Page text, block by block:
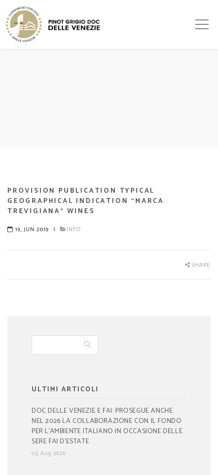
PROVISION PUBLICATION TYPICAL
GEOGRAPHICAL INDICATION “MARCA
TREVIGIANA” WINES
19, JUN 2019 | INFO
SHARE
ULTIMI ARTICOLI
DOC DELLE VENEZIE E FAI: PROSEGUE ANCHE
NEL 2026 LA COLLABORAZIONE CON IL FONDO
PER L’AMBIENTE ITALIANO IN OCCASIONE DELLE
SERE FAI D’ESTATE
03, Aug 2026